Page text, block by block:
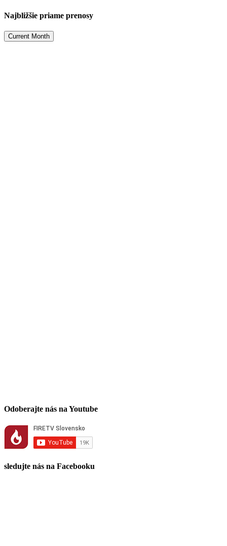
Najbližšie priame prenosy
Current Month
Odoberajte nás na Youtube
sledujte nás na Facebooku